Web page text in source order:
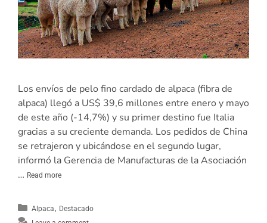
Los envíos de pelo fino cardado de alpaca (fibra de
alpaca) llegó a US$ 39,6 millones entre enero y mayo
de este año (-14,7%) y su primer destino fue Italia
gracias a su creciente demanda. Los pedidos de China
se retrajeron y ubicándose en el segundo lugar,
informó la Gerencia de Manufacturas de la Asociación
… Read more
Alpaca, Destacado